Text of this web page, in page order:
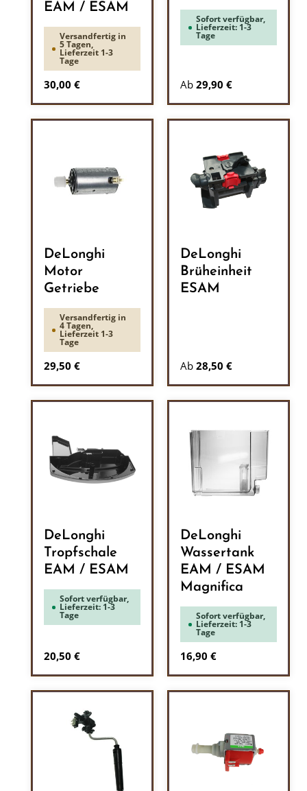
EAM / ESAM
Versandfertig in
5 Tagen,
Lieferzeit 1-3
Tage
Regulärer Preis:
30,00 €
Sofort verfügbar,
Lieferzeit: 1-3
Tage
Ab 29,90 €
DeLonghi
Motor
Getriebe
Versandfertig in
4 Tagen,
Lieferzeit 1-3
Tage
Regulärer Preis:
29,50 €
DeLonghi
Brüheinheit
ESAM
Ab 28,50 €
DeLonghi
Tropfschale
EAM / ESAM
Sofort verfügbar,
Lieferzeit: 1-3
Tage
Regulärer Preis:
20,50 €
DeLonghi
Wassertank
EAM / ESAM
Magnifica
Sofort verfügbar,
Lieferzeit: 1-3
Tage
Regulärer Preis:
16,90 €